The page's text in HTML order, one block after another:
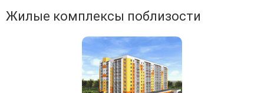
Жилые комплексы поблизости